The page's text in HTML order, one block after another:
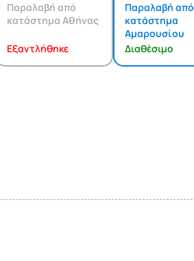
Παραλαβή από
κατάστημα Αθήνας
Εξαντλήθηκε
Παραλαβή από
κατάστημα
Αμαρουσίου
Διαθέσιμο